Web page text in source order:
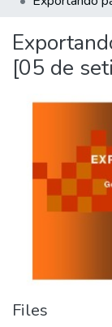
Estadísticas
[05 de
Files